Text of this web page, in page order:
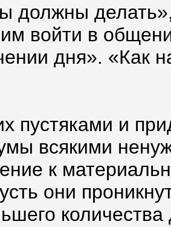
должны
войти в
дня». «Как
пустяками и
всякими
к
они